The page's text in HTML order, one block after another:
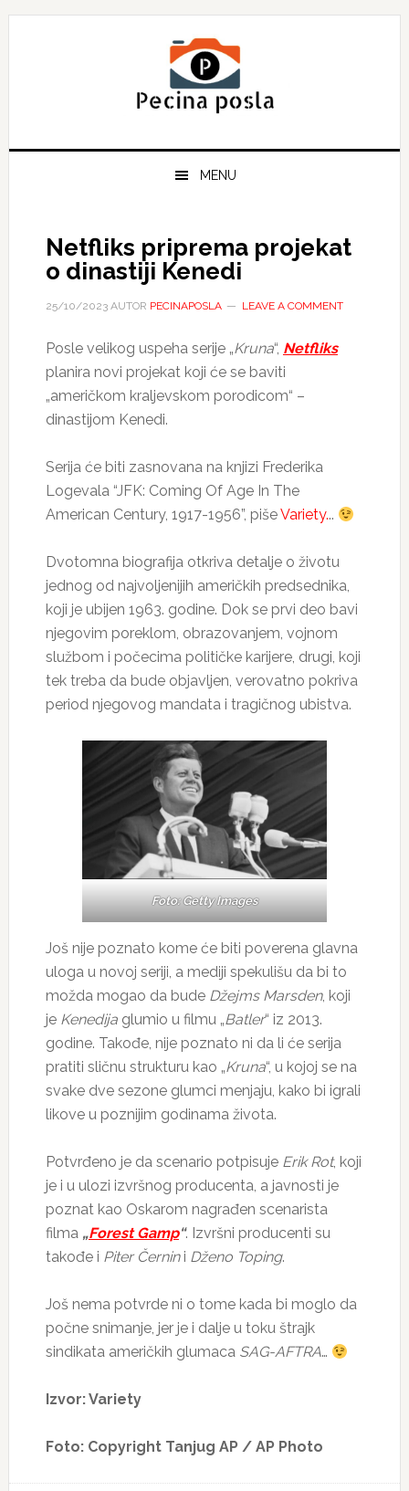
Skip
Skip
Skip
MENU
Netfliks priprema projekat
o dinastiji Kenedi
25/10/2023AUTOR PECINAPOSLA LEAVE A COMMENT
Posle velikog uspeha serije „Kruna“, Netfliks
planira novi projekat koji će se baviti
„američkom kraljevskom porodicom“ –
dinastijom Kenedi.
Serija će biti zasnovana na knjizi Frederika
Logevala “JFK: Coming Of Age In The
American Century, 1917-1956”, pišeVariety...
Dvotomna biografija otkriva detalje o životu
jednog od najvoljenijih američkih predsednika,
koji je ubijen 1963. godine. Dok se prvi deo bavi
njegovim poreklom, obrazovanjem, vojnom
službom i počecima političke karijere, drugi, koji
tek treba da bude objavljen, verovatno pokriva
period njegovog mandata i tragičnog ubistva.
Foto: Getty Images
Još nije poznato kome će biti poverena glavna
uloga u novoj seriji, a mediji spekulišu da bi to
možda mogao da bude Džejms Marsden, koji
je Kenedijaglumio u filmu „Batler“ iz 2013.
godine. Takođe, nije poznato ni da li će serija
pratiti sličnu strukturu kao „Kruna“, u kojoj se na
svake dve sezone glumci menjaju, kako bi igrali
likove u poznijim godinama života.
Potvrđeno je da scenario potpisuje Erik Rot, koji
je i u ulozi izvršnog producenta, a javnosti je
poznat kao Oskarom nagrađen scenarista
filma „Forest Gamp“. Izvršni producenti su
takođe i Piter Černini Dženo Toping.
Još nema potvrde ni o tome kada bi moglo da
počne snimanje, jer je i dalje u toku štrajk
sindikata američkih glumaca SAG-AFTRA…
Izvor: Variety
Foto: Copyright Tanjug AP / AP Photo